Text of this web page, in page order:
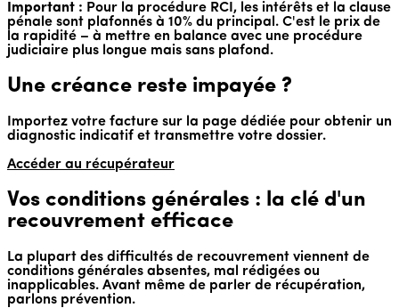
Important : Pour la procédure RCI, les intérêts et la clause
pénale sont plafonnés à 10% du principal. C'est le prix de
la rapidité – à mettre en balance avec une procédure
judiciaire plus longue mais sans plafond.
Une créance reste impayée ?
Importez votre facture sur la page dédiée pour obtenir un
diagnostic indicatif et transmettre votre dossier.
Accéder au récupérateur
Vos conditions générales : la clé d'un
recouvrement efficace
La plupart des difficultés de recouvrement viennent de
conditions générales absentes, mal rédigées ou
inapplicables. Avant même de parler de récupération,
parlons prévention.